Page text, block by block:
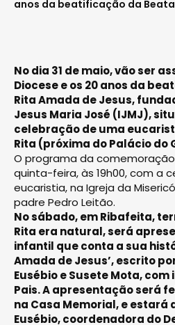
anos da beatificação da
No dia 31 de maio, vão ser
Diocese e os 20 anos da
Rita Amada de Jesus,
Jesus Maria José (IJMJ),
celebração de uma
Rita (próxima do Palácio do
O programa da
quinta-feira, às 19h00, com a
eucaristia, na Igreja da
padre Pedro Leitão.
No sábado, em Ribafeita,
Rita era natural, será
infantil que conta a sua
Amada de Jesus’, escrito
Eusébio e Susete Mota,
Pais. A apresentação será
na Casa Memorial, e estará
Eusébio, coordenadora do